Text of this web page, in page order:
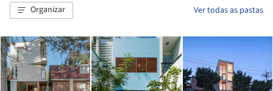
Organizar Ver todas as pastas